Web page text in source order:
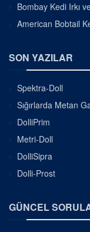
Bombay Kedi Irkı
American Bobtail
SON YAZILAR
Spektra-Doll
Sığırlarda Metan
DolliPrim
Metri-Doll
DolliSipra
Dolli-Prost
GÜNCEL